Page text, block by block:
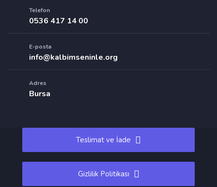
Telefon
0536 417 14 00
E-posta
info@kalbimseninle.org
Adres
Bursa
Teslimat ve İade
Gizlilik Politikası